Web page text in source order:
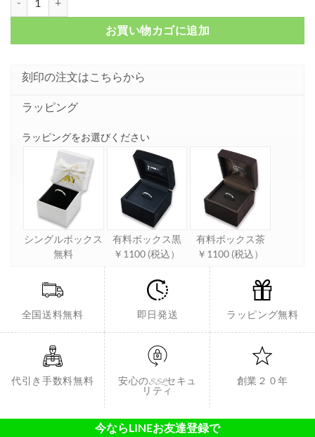
お買い物カゴに追加
刻印の注文はこちらから
ラッピング
ラッピングをお選びください
シングルボックス
無料
有料ボックス黒
￥1100 (税込）
有料ボックス茶
￥1100 (税込）
全国送料無料 即日発送 ラッピング無料
代引き手数料無料
安心のSSLセキュ
リティ
創業２０年
今ならLINEお友達登録で